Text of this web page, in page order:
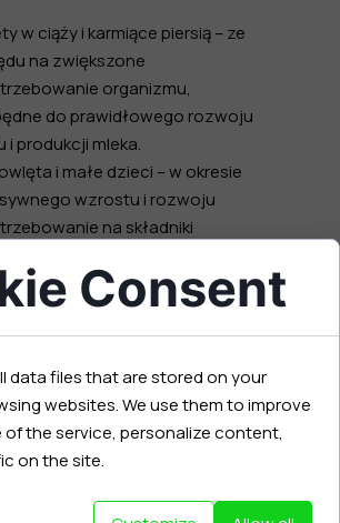
w ciąży i karmiące piersią – ze
na zwiększone
organizmu,
do prawidłowego rozwoju
i produkcji mleka.
i małe dzieci – w okresie
wzrostu i rozwoju
na składniki
starsze – proces starzenia się
często wiąże się z
wchłanianiem i
apetytem.
i wegetarianie – dieta oparta
na produktach roślinnych
prowadzić do niedoborów
Consent
data files that are stored on your
websites. We use them to improve
the service, personalize content,
on the site.